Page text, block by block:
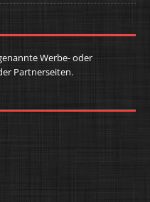
Werbe- oder
Partnerseiten.